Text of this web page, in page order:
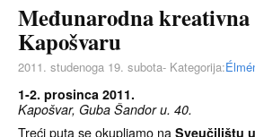
Međunarodna
Kapošvaru
2011. studenoga 19. subota- Kategorija:
1-2. prosinca 2011.
Kapošvar, Guba Šandor u. 40.
Treći puta se okupljamo na Sveučilištu